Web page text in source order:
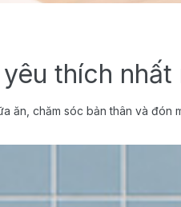
thích nhất
ăn, chăm sóc bản thân và đón